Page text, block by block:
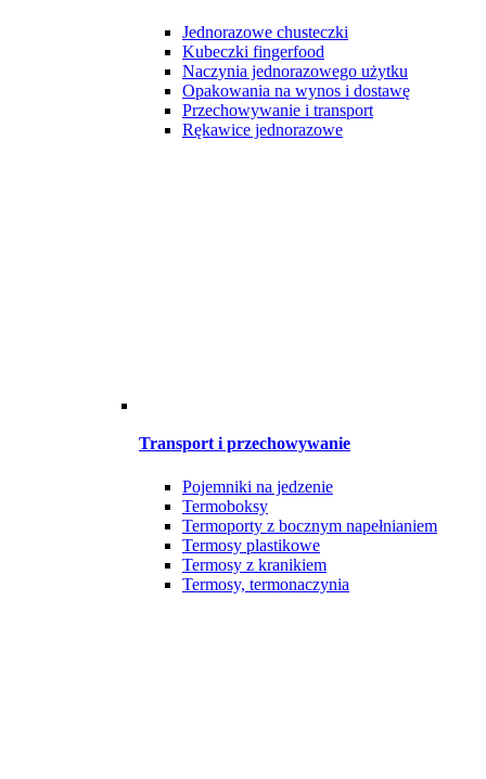
Jednorazowe chusteczki
Kubeczki fingerfood
Naczynia jednorazowego użytku
Opakowania na wynos i dostawę
Przechowywanie i transport
Rękawice jednorazowe
Transport i przechowywanie
Pojemniki na jedzenie
Termoboksy
Termoporty z bocznym napełnianiem
Termosy plastikowe
Termosy z kranikiem
Termosy, termonaczynia